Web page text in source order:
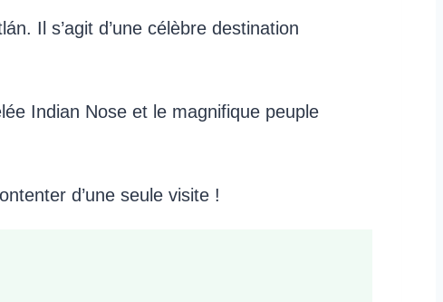
Il s’agit d’une célèbre destination
Indian Nose et le magnifique peuple
d’une seule visite !